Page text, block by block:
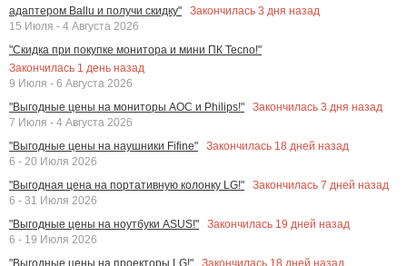
адаптером Ballu и получи скидку"
Закончилась 3 дня назад
15 Июля - 4 Августа 2026
"Скидка при покупке монитора и мини ПК Tecno!"
Закончилась 1 день назад
9 Июля - 6 Августа 2026
"Выгодные цены на мониторы AOC и Philips!"
Закончилась 3 дня назад
7 Июля - 4 Августа 2026
"Выгодные цены на наушники Fifine"
Закончилась 18 дней назад
6 - 20 Июля 2026
"Выгодная цена на портативную колонку LG!"
Закончилась 7 дней назад
6 - 31 Июля 2026
"Выгодные цены на ноутбуки ASUS!"
Закончилась 19 дней назад
6 - 19 Июля 2026
"Выгодные цены на проекторы LG!"
Закончилась 18 дней назад